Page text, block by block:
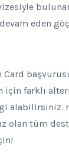
eden
Card
için farklı
alabilirsiniz.
olan tüm